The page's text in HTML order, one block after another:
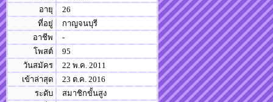
อายุ
26
ที่อยู่
กาญจนบุรี
อาชีพ
-
โพสต์
95
วันสมัคร
22 พ.ค. 2011
เข้าล่าสุด
23 ต.ค. 2016
ระดับ
สมาชิกขั้นสูง